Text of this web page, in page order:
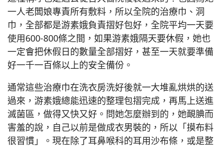
一人老闆娘專責所有敷料，所以全院的治療巾、洞
巾，全部都是游素娥負責摺好包好，全院平均一天要
使用600-800條之間，如果游素娥隔天要休假，她也
一定會把休假日的數量全部摺好，甚至一天就要準備
好一千一百條以上的安全備份。
通常這些治療巾在洗衣房洗好後就一大堆亂烘烘的送
過來，游素娥總能迅速的整理包摺完成，再馬上送進
滅菌區，做得又快又好。問她怎麼辦到的，她靦腆而
害羞的說，自己以前是做成衣男裝的，所以「摸布料
很習慣」。現在除了耳鼻喉科的耳用沙布條，或是整